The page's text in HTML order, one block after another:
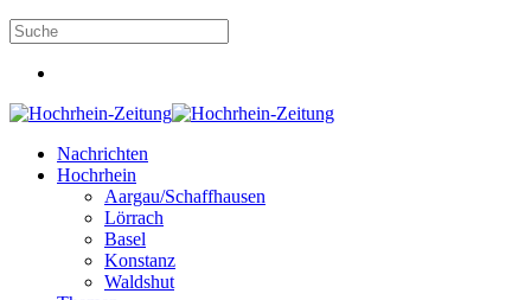
Nachrichten
Hochrhein
Aargau/Schaffhausen
Lörrach
Basel
Konstanz
Waldshut